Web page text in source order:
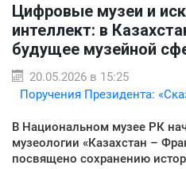
Цифровые музеи и
интеллект: в
будущее музейной
20.05.2026 в 15:25
Поручения Президента:
В Национальном музее РК
музеологии «Казахстан –
посвящено сохранению